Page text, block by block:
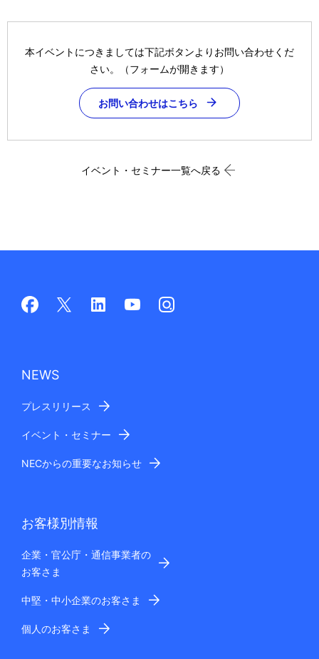
本イベントにつきましては下記ボタンよりお問い合わせくだ
さい。（フォームが開きます）
お問い合わせはこちら
イベント・セミナー一覧へ戻る
NEWS
プレスリリース
イベント・セミナー
NECからの重要なお知らせ
お客様別情報
企業・官公庁・通信事業者の
お客さま
中堅・中小企業のお客さま
個人のお客さま